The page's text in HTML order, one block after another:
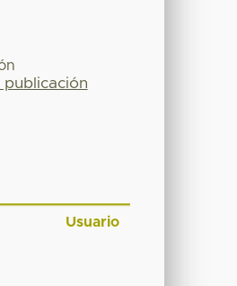
publicación
Usuario